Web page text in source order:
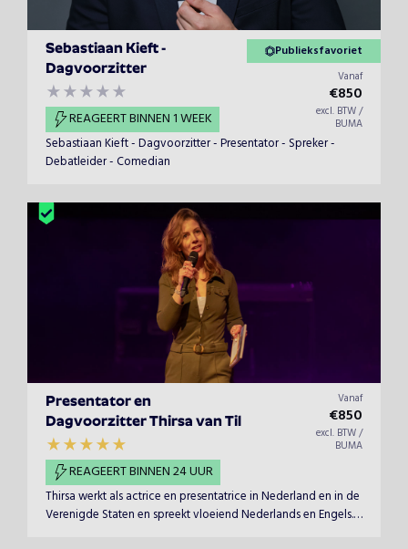
Sebastiaan Kieft -
Dagvoorzitter
REAGEERT BINNEN 1 WEEK
Publieksfavoriet
Vanaf
€850
excl. BTW /
BUMA
Sebastiaan Kieft - Dagvoorzitter - Presentator - Spreker -
Debatleider - Comedian
Presentator en
Dagvoorzitter Thirsa van Til
REAGEERT BINNEN 24 UUR
Vanaf
€850
excl. BTW /
BUMA
Thirsa werkt als actrice en presentatrice in Nederland en in de
Verenigde Staten en spreekt vloeiend Nederlands en Engels.